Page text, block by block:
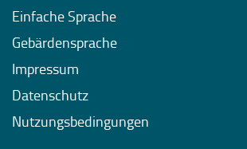
Einfache Sprache
Gebärdensprache
Impressum
Datenschutz
Nutzungsbedingungen